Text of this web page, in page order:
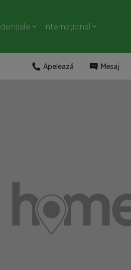
Internațional
Apelează Mesaj